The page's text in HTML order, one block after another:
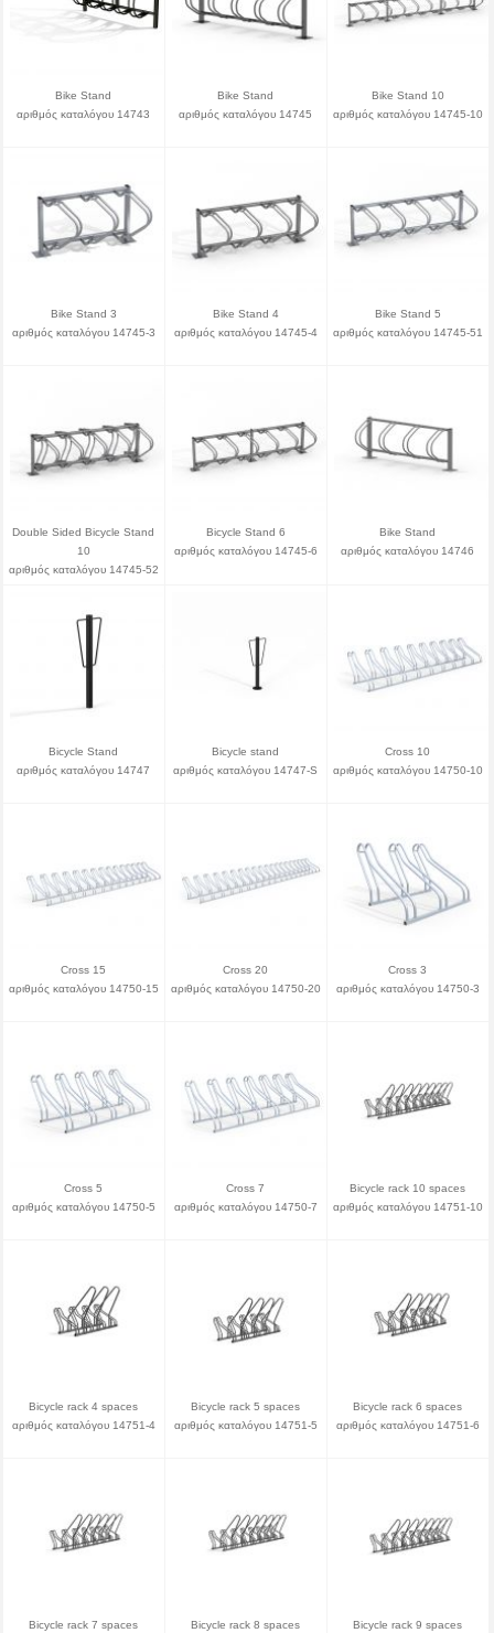
Bike Stand
αριθμός καταλόγου 14743
Bike Stand
αριθμός καταλόγου 14745
Bike Stand 10
αριθμός καταλόγου 14745-10
Bike Stand 3
αριθμός καταλόγου 14745-3
Bike Stand 4
αριθμός καταλόγου 14745-4
Bike Stand 5
αριθμός καταλόγου 14745-51
Double Sided Bicycle Stand
10
αριθμός καταλόγου 14745-52
Bicycle Stand 6
αριθμός καταλόγου 14745-6
Bike Stand
αριθμός καταλόγου 14746
Bicycle Stand
αριθμός καταλόγου 14747
Bicycle stand
αριθμός καταλόγου 14747-S
Cross 10
αριθμός καταλόγου 14750-10
Cross 15
αριθμός καταλόγου 14750-15
Cross 20
αριθμός καταλόγου 14750-20
Cross 3
αριθμός καταλόγου 14750-3
Cross 5
αριθμός καταλόγου 14750-5
Cross 7
αριθμός καταλόγου 14750-7
Bicycle rack 10 spaces
αριθμός καταλόγου 14751-10
Bicycle rack 4 spaces
αριθμός καταλόγου 14751-4
Bicycle rack 5 spaces
αριθμός καταλόγου 14751-5
Bicycle rack 6 spaces
αριθμός καταλόγου 14751-6
Bicycle rack 7 spaces
Bicycle rack 8 spaces
Bicycle rack 9 spaces